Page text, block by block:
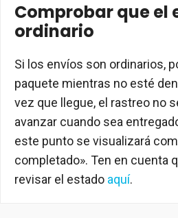
Comprobar que el
ordinario
Si los envíos son ordinarios,
paquete mientras no esté
vez que llegue, el rastreo no
avanzar cuando sea
este punto se visualizará
completado». Ten en cuenta
revisar el estado aquí.